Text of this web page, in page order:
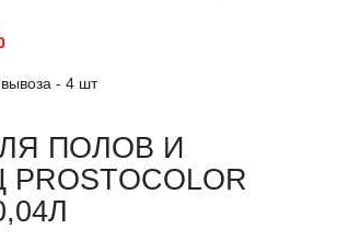
- 4 шт
ПОЛОВ И